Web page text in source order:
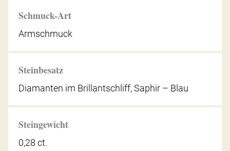
Schmuck-Art
Armschmuck
Steinbesatz
Diamanten im Brillantschliff, Saphir – Blau
Steingewicht
0,28 ct.